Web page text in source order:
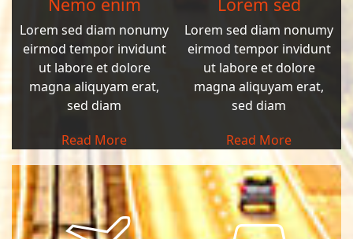
Lorem sed diam nonumy
eirmod tempor invidunt
ut labore et dolore
magna aliquyam erat,
sed diam
Read More
Lorem sed diam nonumy
eirmod tempor invidunt
ut labore et dolore
magna aliquyam erat,
sed diam
Read More